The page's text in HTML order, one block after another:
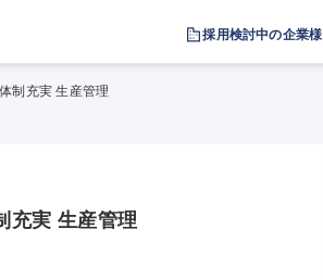
採用検討中の企業様
制充実 生産管理
充実 生産管理